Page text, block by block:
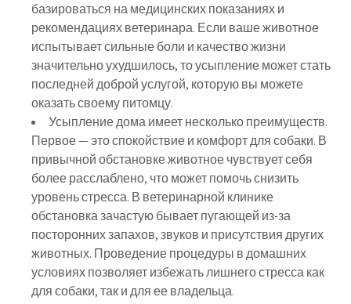
базироваться на медицинских показаниях и
рекомендациях ветеринара. Если ваше животное
испытывает сильные боли и качество жизни
значительно ухудшилось, то усыпление может стать
последней доброй услугой, которую вы можете
оказать своему питомцу.
Усыпление дома имеет несколько преимуществ.
Первое — это спокойствие и комфорт для собаки. В
привычной обстановке животное чувствует себя
более расслаблено, что может помочь снизить
уровень стресса. В ветеринарной клинике
обстановка зачастую бывает пугающей из-за
посторонних запахов, звуков и присутствия других
животных. Проведение процедуры в домашних
условиях позволяет избежать лишнего стресса как
для собаки, так и для ее владельца.